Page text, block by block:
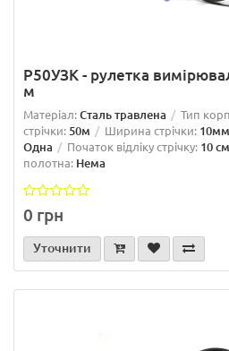
Р50УЗК - рулетка
м
Матеріал:Сталь травлена Тип
стрічки: 50м Ширина стрічки: 10мм
Одна Початок відліку стрічку: 10
полотна: Нема
0 грн
Уточнити